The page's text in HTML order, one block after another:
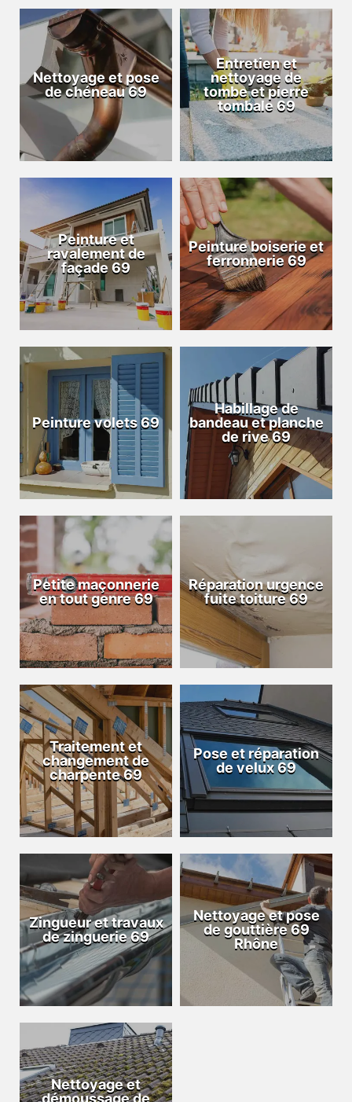
Nettoyage et pose
de chéneau 69
Entretien et
nettoyage de
tombe et pierre
tombale 69
Peinture et
ravalement de
façade 69
Peinture boiserie et
ferronnerie 69
Peinture volets 69
Habillage de
bandeau et planche
de rive 69
Petite maçonnerie
en tout genre 69
Réparation urgence
fuite toiture 69
Traitement et
changement de
charpente 69
Pose et réparation
de velux 69
Zingueur et travaux
de zinguerie 69
Nettoyage et pose
de gouttière 69
Rhône
Nettoyage et
démoussage de